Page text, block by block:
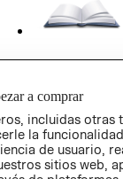
GIFT CARD
AVISO DE
a comprar
incluidas otras
la
de usuario,
sitios web,